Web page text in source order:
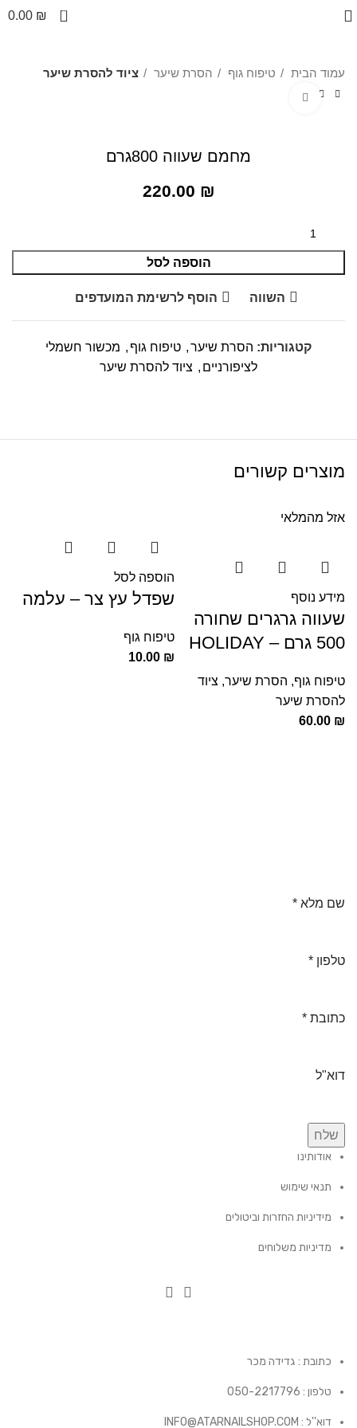
0
0.00 ₪
עמוד הבית טיפוח גוף הסרת שיער ציוד להסרת שיער
מחמם שעווה 800גרם
220.00 ₪
הוספה לסל
השווה הוסף לרשימת המועדפים
קטגוריות: הסרת שיער, טיפוח גוף , מכשור חשמלי
לציפורניים , ציוד להסרת שיער
מוצרים קשורים
אזל מהמלאי
מידע נוסף
שעווה גרגרים שחורה
500 גרם – HOLIDAY
טיפוח גוף, הסרת שיער, ציוד
להסרת שיער
60.00 ₪
הוספה לסל
שפדל עץ צר – עלמה
טיפוח גוף
10.00 ₪
שם מלא *
טלפון *
כתובת *
דוא"ל
שלח
אודותינו
תנאי שימוש
מידיניות החזרות וביטולים
מדיניות משלוחים
כתובת : גדידה מכר
טלפון : 050-2217796
דוא''ל : INFO@ATARNAILSHOP.COM